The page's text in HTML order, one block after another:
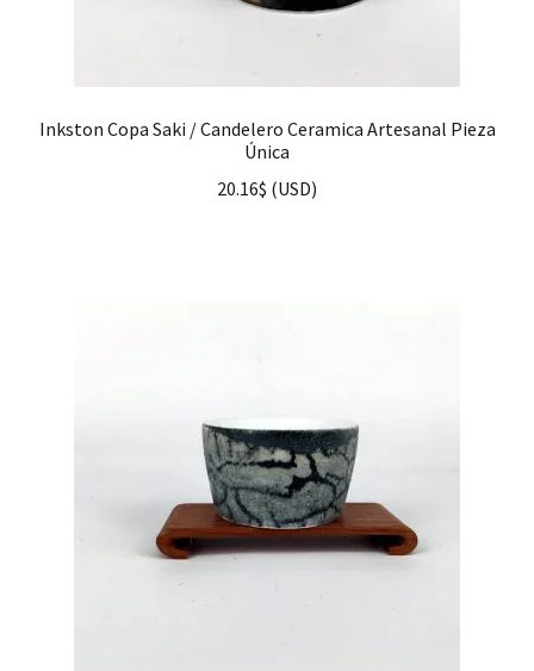
Inkston Copa Saki / Candelero Ceramica Artesanal Pieza
Única
20.16$ (USD)